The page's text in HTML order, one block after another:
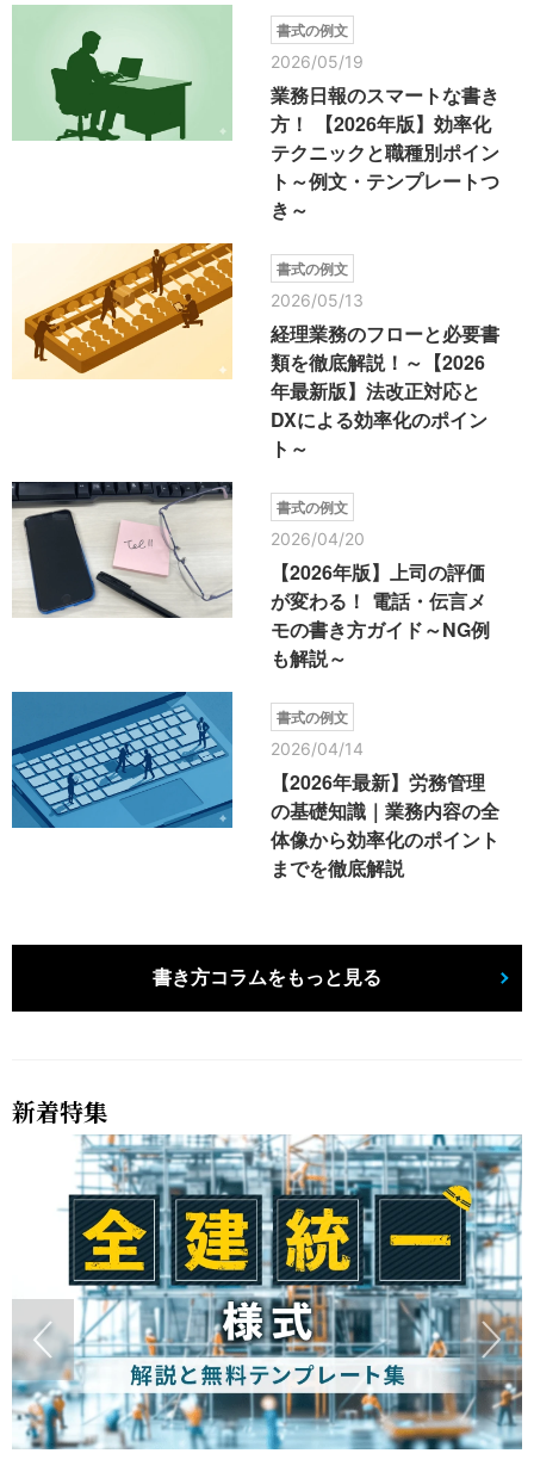
書式の例文
2026/05/19
業務日報のスマートな書き
方！ 【2026年版】効率化
テクニックと職種別ポイン
ト～例文・テンプレートつ
き～
書式の例文
2026/05/13
経理業務のフローと必要書
類を徹底解説！～【2026
年最新版】法改正対応と
DXによる効率化のポイン
ト～
書式の例文
2026/04/20
【2026年版】上司の評価
が変わる！ 電話・伝言メ
モの書き方ガイド～NG例
も解説～
書式の例文
2026/04/14
【2026年最新】労務管理
の基礎知識｜業務内容の全
体像から効率化のポイント
までを徹底解説
書き方コラムをもっと見る
新着特集